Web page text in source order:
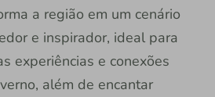
a região em um cenário
e inspirador, ideal para
experiências e conexões
além de encantar